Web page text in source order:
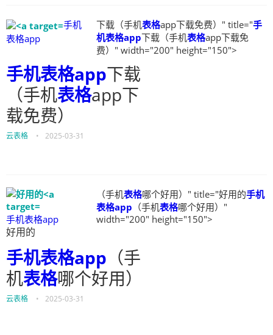
手机
表格app
下载（手机表格app下载免费）" title="手
机表格app下载（手机表格app下载免
费）" width="200" height="150">
手机表格app下载
（手机表格app下
载免费）
云表格 • 2025-03-31
手机表格app
（手机表格哪个好用）" title="好用的手机
表格app （手机表格哪个好用）"
width="200" height="150">
好用的
手机表格app （手
机表格哪个好用）
云表格 • 2025-03-31